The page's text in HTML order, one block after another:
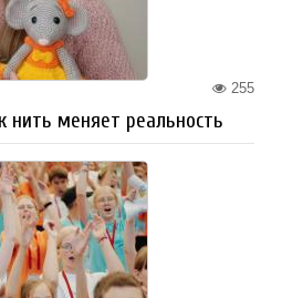
255
нить меняет реальность